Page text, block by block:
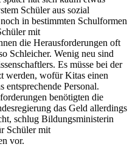
Schüler aus sozial
in bestimmten Schulformen
mit
die Herausforderungen oft
Schleicher. Wenig neu sind
Es müsse bei der
werden, wofür Kitas einen
entsprechende Personal.
benötigten die
das Geld allerdings
schlug Bildungsministerin
Schüler mit
vor.